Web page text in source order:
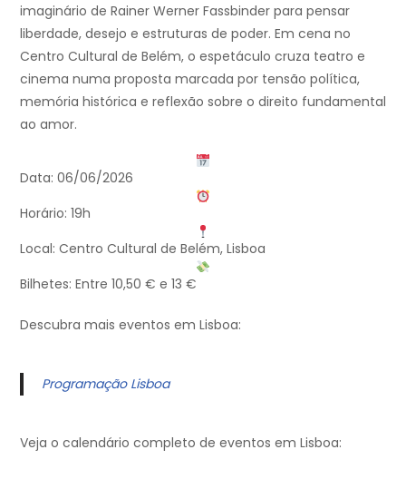
imaginário de Rainer Werner Fassbinder para pensar
liberdade, desejo e estruturas de poder. Em cena no
Centro Cultural de Belém, o espetáculo cruza teatro e
cinema numa proposta marcada por tensão política,
memória histórica e reflexão sobre o direito fundamental
ao amor.
Data: 06/06/2026
Horário: 19h
Local: Centro Cultural de Belém, Lisboa
Bilhetes: Entre 10,50 € e 13 €
Descubra mais eventos em Lisboa:
Programação Lisboa
Veja o calendário completo de eventos em Lisboa: